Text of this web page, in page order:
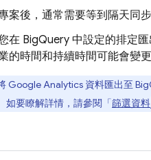
案後，通常需要等到隔天同
在 BigQuery 中設定的排定
的時間和持續時間可能會變
Google Analytics資料匯出至
如要瞭解詳情，請參閱「篩選資料